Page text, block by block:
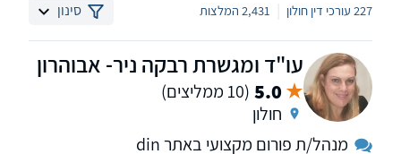
227 עורכי דין חולון 2,431 המלצות סינון
עו"ד ומגשרת רבקה ניר- אבוהרון
5.0 (10 ממליצים)
חולון
מנהל/ת פורום מקצועי באתר din